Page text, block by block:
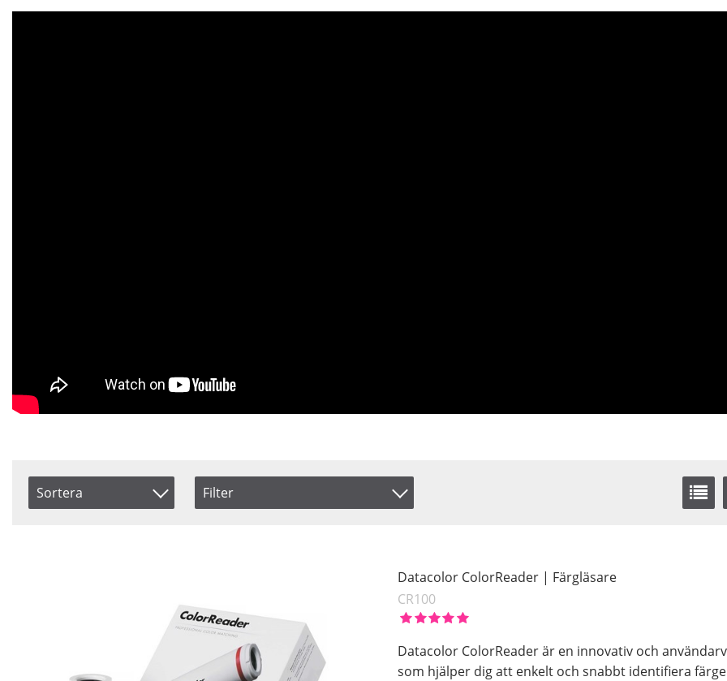
Sortera Filter
Pris
Datacolor ColorReader | Färgläsare
CR100
Datacolor ColorReader är en innovativ och
som hjälper dig att enkelt och snabbt identifiera